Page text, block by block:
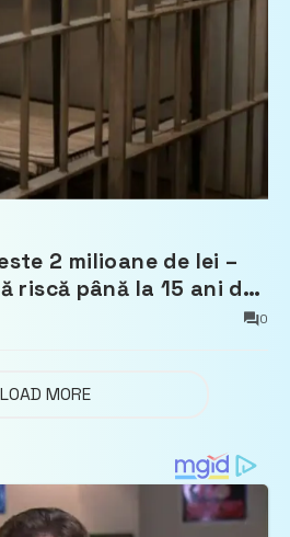
2 milioane de lei –
riscă până la 15 ani de
0
LOAD MORE